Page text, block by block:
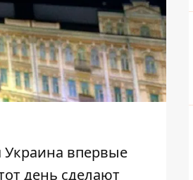
Украина впервые
день сделают